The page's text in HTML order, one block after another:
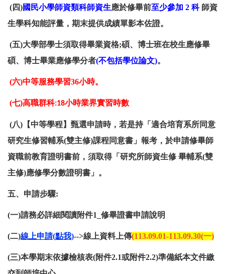
(四)國民小學師資類科師資生應於修畢前至少參加 2 科師資
生學科知能評量 ，期末提供成績單影本佐證。
(五)大學部學士須取得畢業資格;碩、博士班在校生應修畢
碩、博士畢業應修學分者(不包括學位論文)。
(六)中等服務學習36小時。
(七)高職群科:18小時業界實習時數
(八) 【中等學程】甄選申請時，若是持「 適合培育系所同意
研究生修習輔系(雙主修)課程同意書」報考 ，於申請修畢師
資職前教育證明書前， 須取得「研究所師資生修 畢輔系(雙
主修)應修學分數證明書」。
五、申請步驟:
(一)請務必詳細閱讀附件1_修畢證書申請說明
(二)線 上申請(點我)-->線上資料上傳(113.09.01-113.09.30(一)
(三)本學期末依據檢核表(附件2.1或附件2.2)準備紙本文件繳